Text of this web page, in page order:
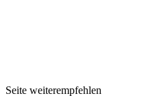
Seite weiterempfehlen